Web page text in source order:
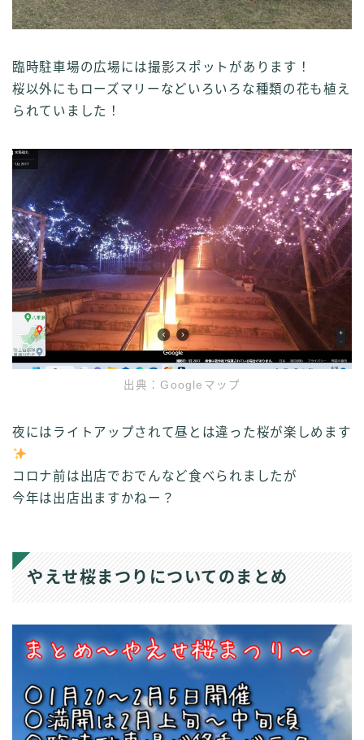
臨時駐車場の広場には撮影スポットがあります！
桜以外にもローズマリーなどいろいろな種類の花も植え
られていました！
出典：Googleマップ
夜にはライトアップされて昼とは違った桜が楽しめます
コロナ前は出店でおでんなど食べられましたが
今年は出店出ますかねー？
やえせ桜まつりについてのまとめ